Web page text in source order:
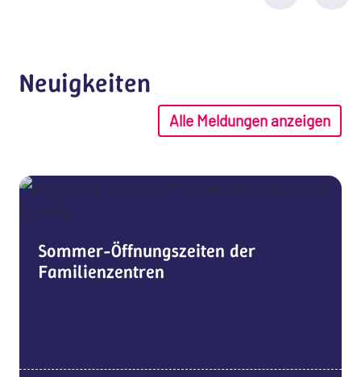
Neuigkeiten
Alle Meldungen anzeigen
Sommer-Öffnungszeiten der
Familienzentren